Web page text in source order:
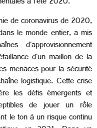
de coronavirus de 2020,
le monde entier, a mis
d'approvisionnement
d'un maillon de la
menaces pour la sécurité
logistique. Cette crise
les défis émergents et
de jouer un rôle
le ton à un risque continu